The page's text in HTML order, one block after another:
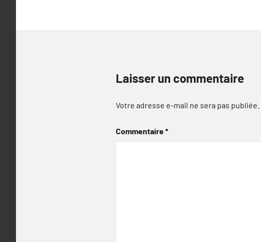
Laisser un commentaire
Votre adresse e-mail ne sera pas publiée.
Commentaire*